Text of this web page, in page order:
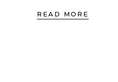
READ MORE